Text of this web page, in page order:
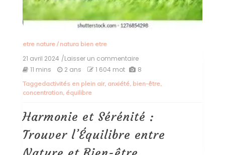
etre nature/ natura bien etre
21 avril 2024 /Laisser un commentaireon
Harmonie
Sérénité
l’Équilibre
entre
Nature
et
11 mins 2 ans 1 604 mot 8
Taggedactivités en plein air, anxiété, bien-être,
concentration, équilibre
Harmonie et Sérénité :
Trouver l’Équilibre entre